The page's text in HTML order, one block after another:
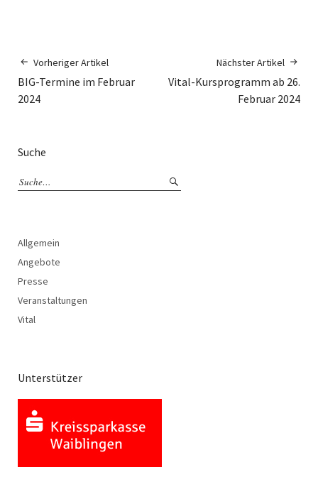
Vorheriger Artikel
BIG-Termine im Februar
2024
Nächster Artikel
Vital-Kursprogramm ab 26.
Februar 2024
Suche
Allgemein
Angebote
Presse
Veranstaltungen
Vital
Unterstützer